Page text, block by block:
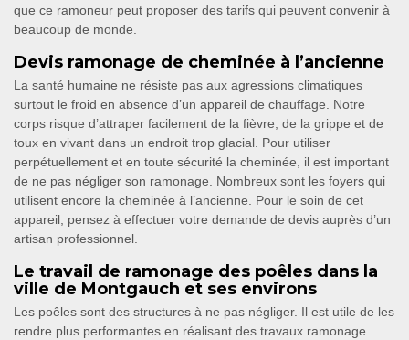
que ce ramoneur peut proposer des tarifs qui peuvent convenir à
beaucoup de monde.
Devis ramonage de cheminée à l’ancienne
La santé humaine ne résiste pas aux agressions climatiques
surtout le froid en absence d’un appareil de chauffage. Notre
corps risque d’attraper facilement de la fièvre, de la grippe et de
toux en vivant dans un endroit trop glacial. Pour utiliser
perpétuellement et en toute sécurité la cheminée, il est important
de ne pas négliger son ramonage. Nombreux sont les foyers qui
utilisent encore la cheminée à l’ancienne. Pour le soin de cet
appareil, pensez à effectuer votre demande de devis auprès d’un
artisan professionnel.
Le travail de ramonage des poêles dans la
ville de Montgauch et ses environs
Les poêles sont des structures à ne pas négliger. Il est utile de les
rendre plus performantes en réalisant des travaux ramonage.